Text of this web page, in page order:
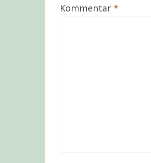
Kommentar *